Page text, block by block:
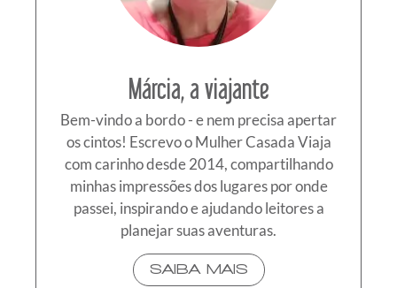
Márcia, a viajante
Bem-vindo a bordo - e nem precisa apertar
os cintos! Escrevo o Mulher Casada Viaja
com carinho desde 2014, compartilhando
minhas impressões dos lugares por onde
passei, inspirando e ajudando leitores a
planejar suas aventuras.
SAIBA MAIS